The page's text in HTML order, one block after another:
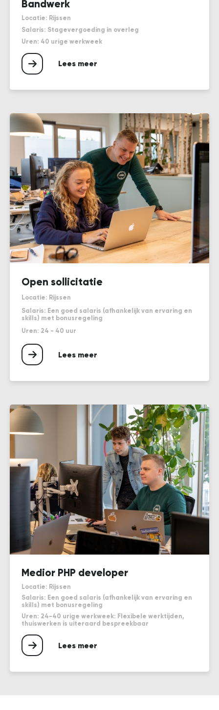
Bandwerk
Locatie: Rijssen
Salaris: Stagevergoeding in overleg
Uren: 40 urige werkweek
Lees meer
Open sollicitatie
Locatie: Rijssen
Salaris: Een goed salaris (afhankelijk van ervaring en
skills) met bonusregeling
Uren: 24 - 40 uur
Lees meer
Medior PHP developer
Locatie: Rijssen
Salaris: Een goed salaris (afhankelijk van ervaring en
skills) met bonusregeling
Uren: 24-40 urige werkweek: Flexibele werktijden,
thuiswerken is uiteraard bespreekbaar
Lees meer